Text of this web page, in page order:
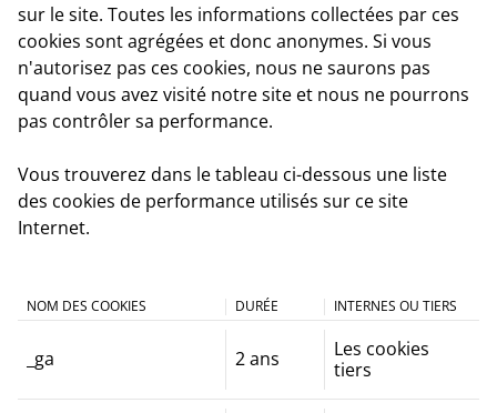
sur le site. Toutes les informations collectées par ces
cookies sont agrégées et donc anonymes. Si vous
n'autorisez pas ces cookies, nous ne saurons pas
quand vous avez visité notre site et nous ne pourrons
pas contrôler sa performance.
Vous trouverez dans le tableau ci-dessous une liste
des cookies de performance utilisés sur ce site
Internet.
NOM DES COOKIES DURÉE INTERNES OU TIERS
_ga 2 ans
Les cookies
tiers